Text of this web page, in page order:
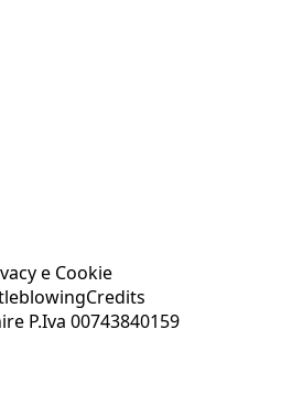
e Cookie
Credits
P.Iva 00743840159